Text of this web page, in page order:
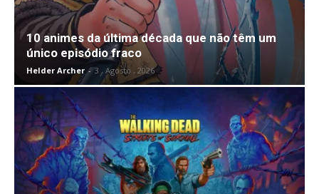
10 animes da última década que não têm um
único episódio fraco
Helder Archer - 3 , Agosto , 2026